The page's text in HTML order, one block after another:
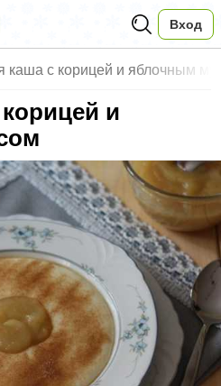
Вход
каша с корицей и яблочным
и